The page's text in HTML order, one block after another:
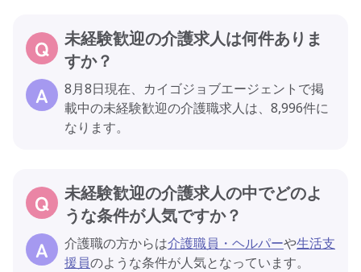
未経験歓迎の介護求人は何件ありま
すか？
8月8日現在、カイゴジョブエージェントで掲
載中の未経験歓迎の介護職求人は、8,996件に
なります。
未経験歓迎の介護求人の中でどのよ
うな条件が人気ですか？
介護職の方からは介護職員・ヘルパーや生活支
援員のような条件が人気となっています。